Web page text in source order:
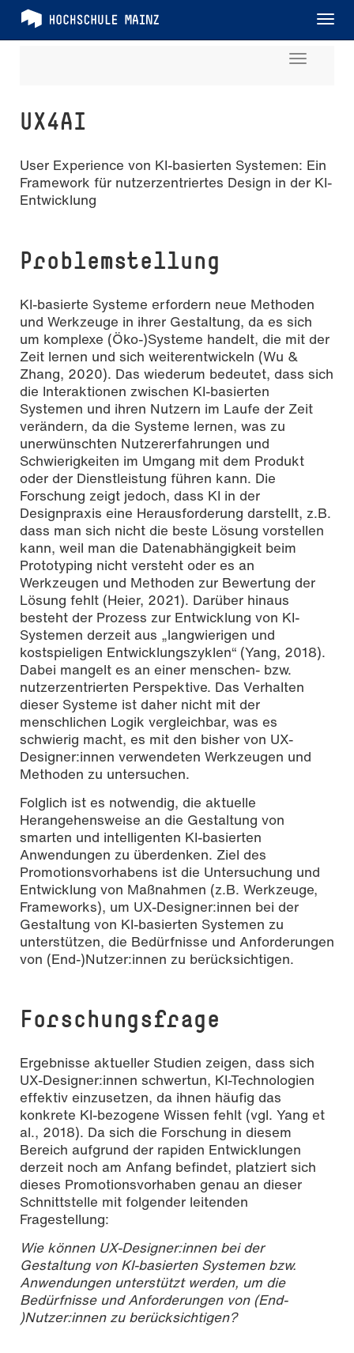
Toggle
UX4AI
User Experience von KI-basierten Systemen: Ein
Framework für nutzerzentriertes Design in der KI-
Entwicklung
Problemstellung
KI-basierte Systeme erfordern neue Methoden
und Werkzeuge in ihrer Gestaltung, da es sich
um komplexe (Öko-)Systeme handelt, die mit der
Zeit lernen und sich weiterentwickeln (Wu &
Zhang, 2020). Das wiederum bedeutet, dass sich
die Interaktionen zwischen KI-basierten
Systemen und ihren Nutzern im Laufe der Zeit
verändern, da die Systeme lernen, was zu
unerwünschten Nutzererfahrungen und
Schwierigkeiten im Umgang mit dem Produkt
oder der Dienstleistung führen kann. Die
Forschung zeigt jedoch, dass KI in der
Designpraxis eine Herausforderung darstellt, z.B.
dass man sich nicht die beste Lösung vorstellen
kann, weil man die Datenabhängigkeit beim
Prototyping nicht versteht oder es an
Werkzeugen und Methoden zur Bewertung der
Lösung fehlt (Heier, 2021). Darüber hinaus
besteht der Prozess zur Entwicklung von KI-
Systemen derzeit aus „langwierigen und
kostspieligen Entwicklungszyklen“ (Yang, 2018).
Dabei mangelt es an einer menschen- bzw.
nutzerzentrierten Perspektive. Das Verhalten
dieser Systeme ist daher nicht mit der
menschlichen Logik vergleichbar, was es
schwierig macht, es mit den bisher von UX-
Designer:innen verwendeten Werkzeugen und
Methoden zu untersuchen.
Folglich ist es notwendig, die aktuelle
Herangehensweise an die Gestaltung von
smarten und intelligenten KI-basierten
Anwendungen zu überdenken. Ziel des
Promotionsvorhabens ist die Untersuchung und
Entwicklung von Maßnahmen (z.B. Werkzeuge,
Frameworks), um UX-Designer:innen bei der
Gestaltung von KI-basierten Systemen zu
unterstützen, die Bedürfnisse und Anforderungen
von (End-)Nutzer:innen zu berücksichtigen.
Forschungsfrage
Ergebnisse aktueller Studien zeigen, dass sich
UX-Designer:innen schwertun, KI-Technologien
effektiv einzusetzen, da ihnen häufig das
konkrete KI-bezogene Wissen fehlt (vgl. Yang et
al., 2018). Da sich die Forschung in diesem
Bereich aufgrund der rapiden Entwicklungen
derzeit noch am Anfang befindet, platziert sich
dieses Promotionsvorhaben genau an dieser
Schnittstelle mit folgender leitenden
Fragestellung:
Wie können UX-Designer:innen bei der
Gestaltung von KI-basierten Systemen bzw.
Anwendungen unterstützt werden, um die
Bedürfnisse und Anforderungen von (End-
)Nutzer:innen zu berücksichtigen?